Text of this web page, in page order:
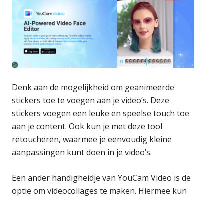
Denk aan de mogelijkheid om geanimeerde
stickers toe te voegen aan je video’s. Deze
stickers voegen een leuke en speelse touch toe
aan je content. Ook kun je met deze tool
retoucheren, waarmee je eenvoudig kleine
aanpassingen kunt doen in je video’s.
Een ander handigheidje van YouCam Video is de
optie om videocollages te maken. Hiermee kun